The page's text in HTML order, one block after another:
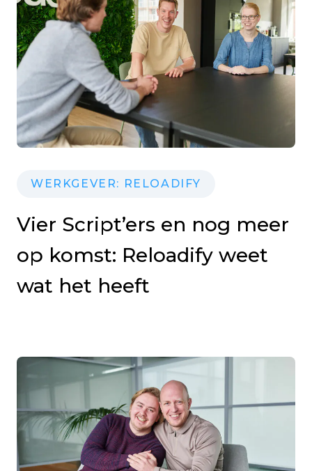
WERKGEVER: RELOADIFY
Vier Script’ers en nog meer
op komst: Reloadify weet
wat het heeft